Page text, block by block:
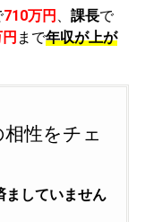
710万円 課長で
まで年収が上が
性をチェ
ましていません